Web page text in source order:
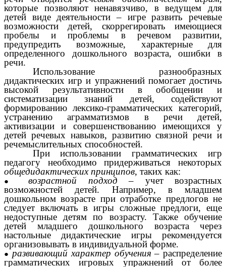
которые позволяют ненавязчиво, в ведущем для
детей виде деятельности – игре развить речевые
возможности детей, скоррегировать имеющиеся
пробелы и проблемы в речевом развитии,
предупредить возможные, характерные для
определенного дошкольного возраста, ошибки в
речи.
Использование разнообразных
дидактических игр и упражнений помогает достичь
высокой результативности в обобщении и
систематизации знаний детей, содействуют
формированию лексико-грамматических категорий,
устранению аграмматизмов в речи детей,
активизации и совершенствованию имеющихся у
детей речевых навыков, развитию связной речи и
речемыслительных способностей.
При использовании грамматических игр
педагогу необходимо придерживаться некоторых
общедидактических принципов, таких как:
возрастной подход– учет возрастных
возможностей детей. Например, в младшем
дошкольном возрасте при отработке предлогов не
следует включать в игры сложные предлоги, еще
недоступные детям по возрасту. Также обучение
детей младшего дошкольного возраста через
настольные дидактические игры рекомендуется
организовывать в индивидуальной форме.
развивающий характер обучения –распределение
грамматических игровых упражнений от более